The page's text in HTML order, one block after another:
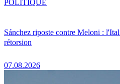
Sánchez riposte contre Meloni :
rétorsion
07.08.2026
POLITIQUE